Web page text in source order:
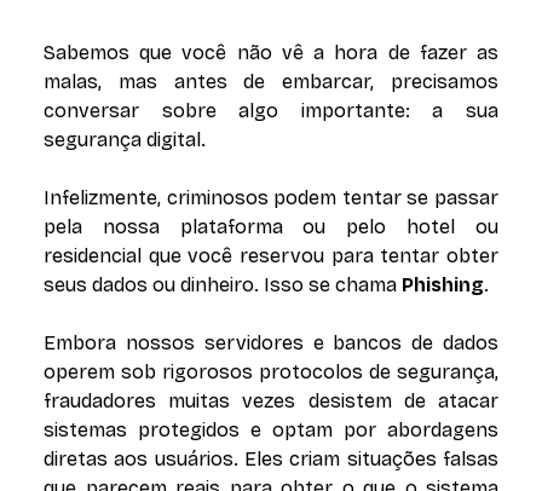
Sabemos que você não vê a hora de fazer as
malas, mas antes de embarcar, precisamos
conversar sobre algo importante: a sua
segurança digital.
Infelizmente, criminosos podem tentar se passar
pela nossa plataforma ou pelo hotel ou
residencial que você reservou para tentar obter
seus dados ou dinheiro. Isso se chama Phishing.
Embora nossos servidores e bancos de dados
operem sob rigorosos protocolos de segurança,
fraudadores muitas vezes desistem de atacar
sistemas protegidos e optam por abordagens
diretas aos usuários. Eles criam situações falsas